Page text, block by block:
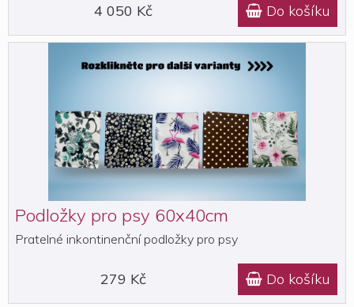
4 050 Kč  Do košíku
Podložky pro psy 60x40cm
Pratelné inkontinenční podložky pro psy
279 Kč  Do košíku